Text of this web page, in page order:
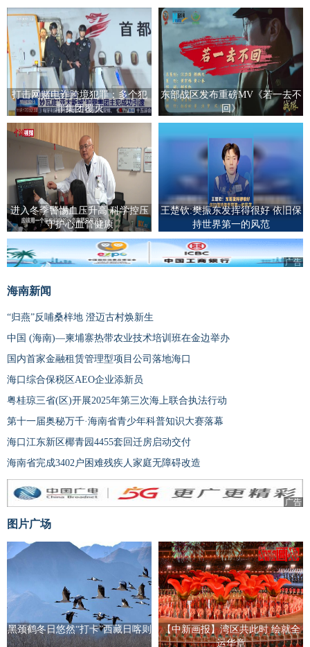
打击网赌电诈跨境犯罪：多个犯
罪集团覆灭
东部战区发布重磅MV《若一去不
回》
进入冬季警惕血压升高 科学控压
守护心血管健康
王楚钦:樊振东发挥得很好 依旧保
持世界第一的风范
广告
海南新闻
“归燕”反哺桑梓地 澄迈古村焕新生
中国 (海南)—柬埔寨热带农业技术培训班在金边举办
国内首家金融租赁管理型项目公司落地海口
海口综合保税区AEO企业添新员
粤桂琼三省(区)开展2025年第三次海上联合执法行动
第十一届奥秘万千·海南省青少年科普知识大赛落幕
海口江东新区椰青园4455套回迁房启动交付
海南省完成3402户困难残疾人家庭无障碍改造
广告
图片广场
黑颈鹤冬日悠然“打卡”西藏日喀则
【中新画报】湾区共此时 绘就全
运华章